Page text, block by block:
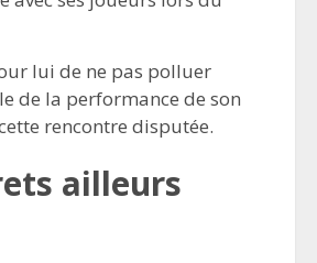
lui de ne pas polluer
de la performance de son
rencontre disputée.
ailleurs